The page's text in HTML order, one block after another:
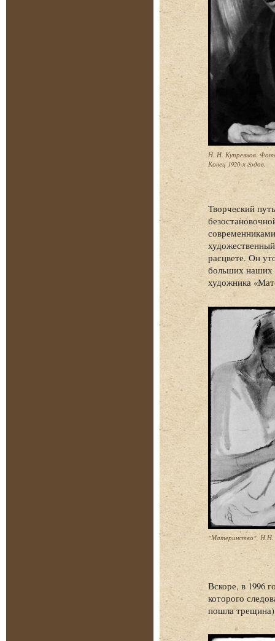
Н. Н. Купреянов.
Конец 1920-х годов.
Творческий
расцвете. Он
больших наших
художника
"Материнство", Н.Н.
Вскоре, в 1996
которого
пошла